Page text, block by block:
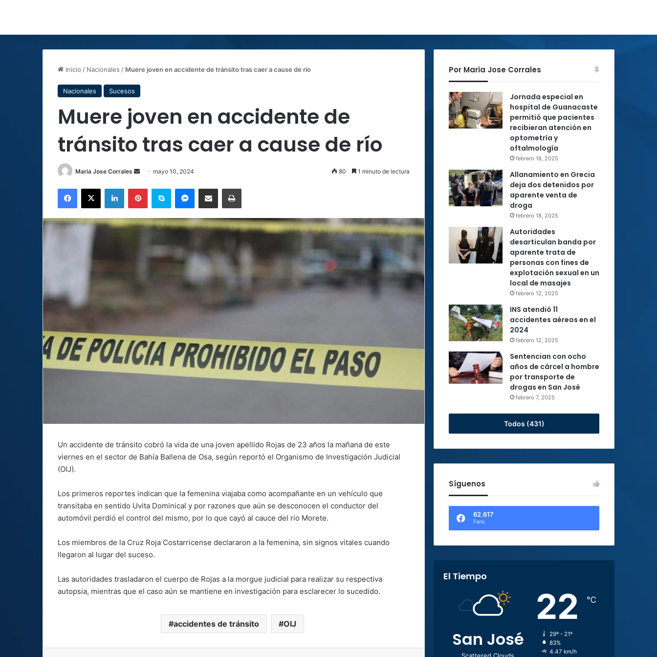
Inicio / Nacionales / Muere joven en accidente de tránsito tras caer a cause de río
Nacionales Sucesos
Muere joven en accidente de
tránsito tras caer a cause de río
Maria Jose Corrales
Send
email
mayo 10, 2024 80 1 minuto de lectura
Facebook
X LinkedInPinterestSkype MessengerCompartir por correo electrónicoImprimir
Un accidente de tránsito cobró la vida de una joven apellido Rojas de 23 años la mañana de este
viernes en el sector de Bahía Ballena de Osa, según reportó el Organismo de Investigación Judicial
(OIJ).
Los primeros reportes indican que la femenina viajaba como acompañante en un vehículo que
transitaba en sentido Uvita Dominical y por razones que aún se desconocen el conductor del
automóvil perdió el control del mismo, por lo que cayó al cauce del río Morete.
Los miembros de la Cruz Roja Costarricense declararon a la femenina, sin signos vitales cuando
llegaron al lugar del suceso.
Las autoridades trasladaron el cuerpo de Rojas a la morgue judicial para realizar su respectiva
autopsia, mientras que el caso aún se mantiene en investigación para esclarecer lo sucedido.
accidentes de tránsito OIJ
Por Maria Jose Corrales
Jornada especial en
hospital de Guanacaste
permitió que pacientes
recibieran atención en
optometría y
oftalmología
febrero 18, 2025
Allanamiento en Grecia
deja dos detenidos por
aparente venta de
droga
febrero 18, 2025
Autoridades
desarticulan banda por
aparente trata de
personas con fines de
explotación sexual en un
local de masajes
febrero 12, 2025
INS atendió 11
accidentes aéreos en el
2024
febrero 12, 2025
Sentencian con ocho
años de cárcel a hombre
por transporte de
drogas en San José
febrero 7, 2025
Todos (431)
Síguenos
62.617
Fans
El Tiempo
San José
22 ℃
29º - 21º
83%
4.47 km/h